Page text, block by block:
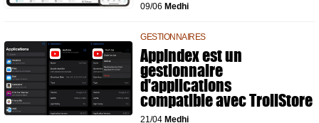
09/06 Medhi
GESTIONNAIRES
AppIndex est un
gestionnaire
d'applications
compatible avec TrollStore
21/04 Medhi